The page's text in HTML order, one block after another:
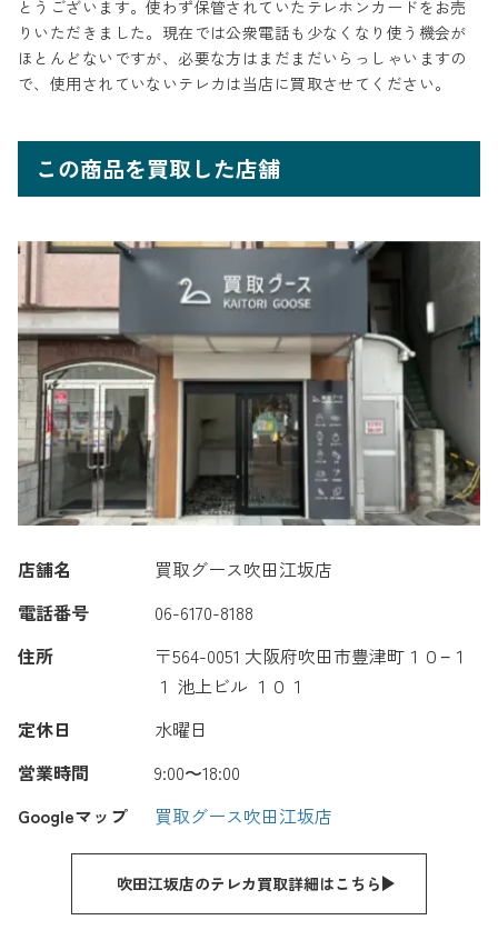
とうございます。使わず保管されていたテレホンカードをお売
りいただきました。現在では公衆電話も少なくなり使う機会が
ほとんどないですが、必要な方はまだまだいらっしゃいますの
で、使用されていないテレカは当店に買取させてください。
この商品を買取した店舗
店舗名
買取グース吹田江坂店
電話番号
06-6170-8188
住所
〒564-0051 大阪府吹田市豊津町１０−１
１ 池上ビル １０１
定休日
水曜日
営業時間
9:00〜18:00
Googleマップ
買取グース吹田江坂店
吹田江坂店のテレカ買取詳細はこちら